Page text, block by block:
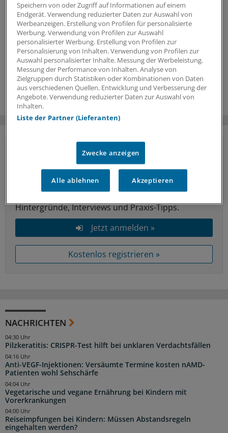
Vorteile des Logins
Über unser kostenloses Login
erhalten Ärzte und
Ärztinnen sowie andere Mitarbeiter der
Hintergründe, Interviews und Praxis-Tipps.
Jetzt anmelden »
Kostenlos registrieren »
NACHRICHTEN
Pilzkeratitis: CRISPR-Test hilft bei unklaren Verdachtsfällen
04:30 Uhr
Anti-VEGF-Injektionen: Versäumte Termine kosten nAMD-
Patienten wohl Sehschärfe
04:16 Uhr
Vegetarische und vegane Ernährung bei Kindern mit
Vorerkrankungen
04:04 Uhr
Reiseimpfungen bei Kindern: Müssen Abstandsregeln
eingehalten werden?
04:00 Uhr
Speichern von oder Zugriff auf Informationen auf einem
Endgerät. Verwendung reduzierter Daten zur Auswahl von
Werbeanzeigen. Erstellung von Profilen für personalisierte
Werbung. Verwendung von Profilen zur Auswahl
personalisierter Werbung. Erstellung von Profilen zur
Personalisierung von Inhalten. Verwendung von Profilen zur
Auswahl personalisierter Inhalte. Messung der Werbeleistung.
Messung der Performance von Inhalten. Analyse von
Zielgruppen durch Statistiken oder Kombinationen von Daten
aus verschiedenen Quellen. Entwicklung und Verbesserung der
Angebote. Verwendung reduzierter Daten zur Auswahl von
Inhalten.
Liste der Partner (Lieferanten)
Zwecke anzeigen
Alle ablehnen Akzeptieren